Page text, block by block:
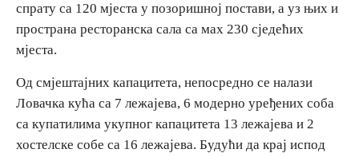
спрату са 120 мјеста у позоришној постави, а уз њих и
пространа ресторанска сала са маx 230 сједећих
мјеста.
Од смјештајних капацитета, непосредно се налази
Ловачка кућа са 7 лежајева, 6 модерно уређених соба
са купатилима укупног капацитета 13 лежајева и 2
хостелске собе са 16 лежајева. Будући да крај испод